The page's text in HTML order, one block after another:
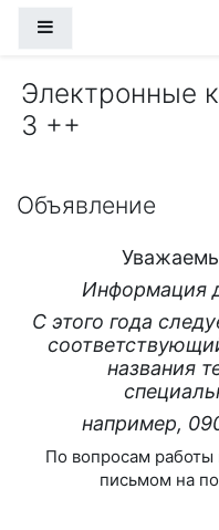
Электронные
3 ++
Объявление
Информация
С этого года
названия
например,
По вопросам работы
письмом на